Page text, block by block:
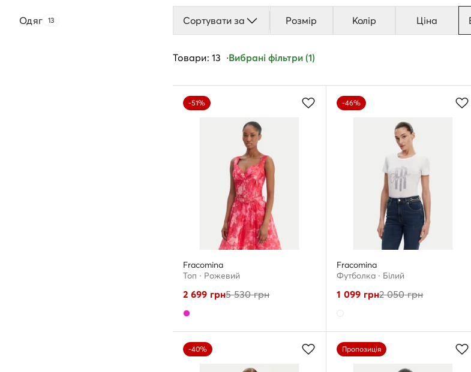
Одяг 13 Сортувати за Розмір Колір Ціна
Товари: 13 Вибрані фільтри (1)
-51%
Fracomina
Топ · Рожевий
2 699 грн5 530грн
-46%
Fracomina
Футболка · Білий
1 099 грн2 050грн
-40% Пропозиція